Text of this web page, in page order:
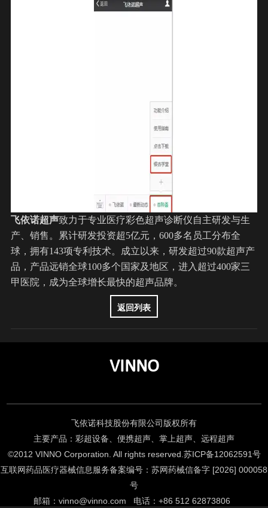
飞依诺超声致力于专业医疗彩色超声诊断仪自主研发与生
产、销售。累计研发投资超5亿元，600多名员工分布全
球，拥有143项专利技术。成立以来，研发超过90款超声产
品，产品远销全球100多个国家及地区，进入超过400家三
甲医院，成为全球增长最快的超声品牌。
返回列表
VINNO
飞依诺科技股份有限公司版权所有
主要产品：彩超设备、便携超声、掌上超声、远程超声
©2012 VINNO Corporation. All rights reserved. 苏ICP备12062591号
互联网药品医疗器械信息服务备案编号：苏网药械信备字 [2026] 000058
号
邮箱： vinno@vinno.com 电话： +86 512 62873806